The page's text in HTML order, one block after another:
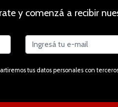
y comenzá a recibir
tus datos personales con